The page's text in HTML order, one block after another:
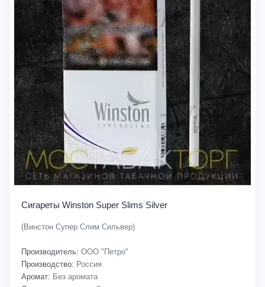
Сигареты Winston Super Slims Silver
(Винстон Супер Слим Сильвер)
Производитель: ООО "Петро"
Производство: Россия
Аромат: Без аромата